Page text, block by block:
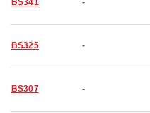
BS341 -
BS325 -
BS307 -